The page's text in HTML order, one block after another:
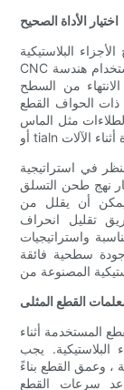
اختيار الأداة الصحيح
البلاستيكية
CNC هو اختيار أدوات القطع الصحيحة. يمكن أن يؤثر استخدام هندسة
من السطح
ذات الحواف القطع
مثل الماس
في استراتيجية
نهج طحن التسلق
يمكن أن يقلل من
تقليل انحراف
واستراتيجيات
سطحية فائقة
القطع المثلى
المستخدمة أثناء
يجب
، وعمق القطع بناءً
سرعات القطع